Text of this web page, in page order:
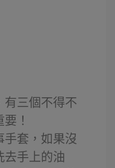
有三個不得不
！
手套，如果沒
手上的油